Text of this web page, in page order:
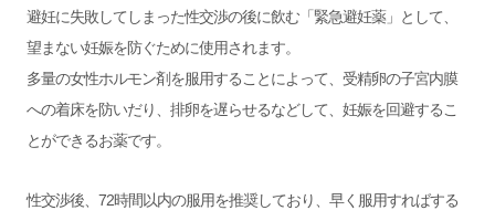
避妊に失敗してしまった性交渉の後に飲む「緊急避妊薬」として、
望まない妊娠を防ぐために使用されます。
多量の女性ホルモン剤を服用することによって、受精卵の子宮内膜
への着床を防いだり、排卵を遅らせるなどして、妊娠を回避するこ
とができるお薬です。
性交渉後、72時間以内の服用を推奨しており、早く服用すればする